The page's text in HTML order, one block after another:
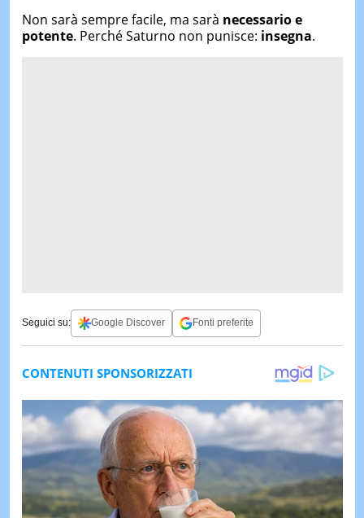
Non sarà sempre facile, ma sarà necessario e
potente. Perché Saturno non punisce: insegna.
Seguici su: Google Discover Fonti preferite